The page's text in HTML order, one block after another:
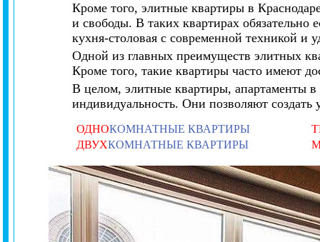
Кроме того, элитные квартиры в
и свободы. В таких квартирах обязательно
кухня-столовая с современной техникой и
Одной из главных преимуществ элитных
Кроме того, такие квартиры часто имеют
В целом, элитные квартиры, апартаменты
индивидуальность. Они позволяют
ОДНОКОМНАТНЫЕ КВАРТИРЫ
ДВУХКОМНАТНЫЕ КВАРТИРЫ